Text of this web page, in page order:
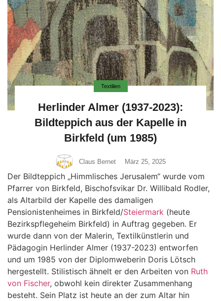
Textilien
Herlinder Almer (1937-2023):
Bildteppich aus der Kapelle in
Birkfeld (um 1985)
Claus Bernet März 25, 2025
Der Bildteppich „Himmlisches Jerusalem“ wurde vom
Pfarrer von Birkfeld, Bischofsvikar Dr. Willibald Rodler,
als Altarbild der Kapelle des damaligen
Pensionistenheimes in Birkfeld/Steiermark (heute
Bezirkspflegeheim Birkfeld) in Auftrag gegeben. Er
wurde dann von der Malerin, Textilkünstlerin und
Pädagogin Herlinder Almer (1937-2023) entworfen
und um 1985 von der Diplomweberin Doris Lötsch
hergestellt. Stilistisch ähnelt er den Arbeiten von Ruth
von Fischer, obwohl kein direkter Zusammenhang
besteht. Sein Platz ist heute an der zum Altar hin